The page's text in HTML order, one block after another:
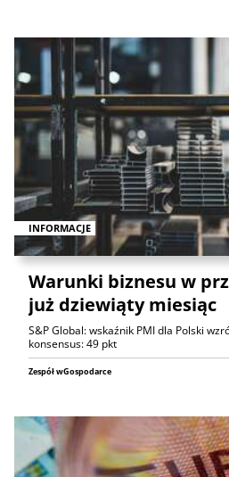
INFORMACJE
Warunki biznesu w
już dziewiąty miesiąc
S&P Global: wskaźnik PMI dla Polski
konsensus: 49 pkt
Zespół wGospodarce